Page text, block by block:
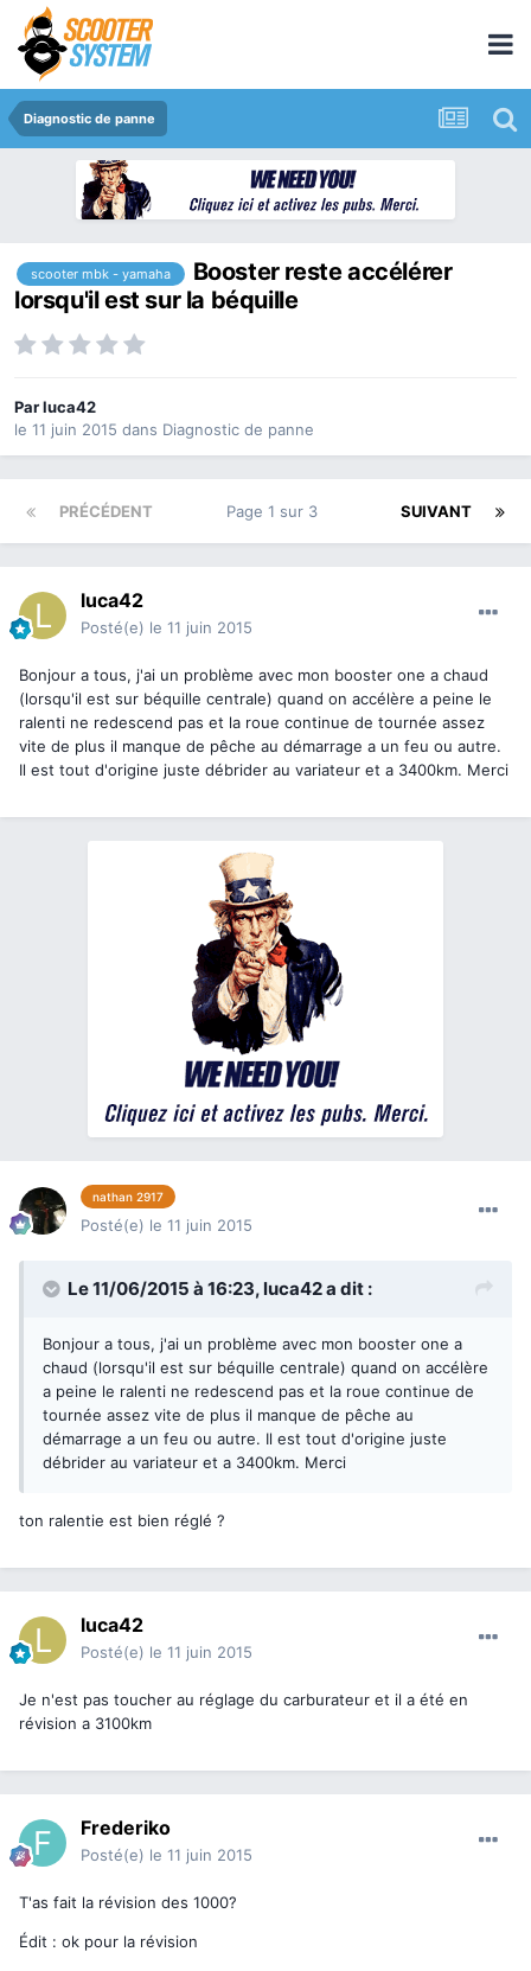
Diagnostic de panne
scooter mbk - yamaha
Booster reste accélérer
lorsqu'il est sur la béquille
Parluca42
le 11 juin 2015 dans Diagnostic de panne
PRÉCÉDENT SUIVANT
Page 1 sur 3
luca42
Posté(e) le 11 juin 2015
Bonjour a tous, j'ai un problème avec mon booster one a chaud
(lorsqu'il est sur béquille centrale) quand on accélère a peine le
ralenti ne redescend pas et la roue continue de tournée assez
vite de plus il manque de pêche au démarrage a un feu ou autre.
Il est tout d'origine juste débrider au variateur et a 3400km. Merci
nathan 2917
Posté(e) le 11 juin 2015
Le 11/06/2015 à 16:23, luca42 a dit :
Bonjour a tous, j'ai un problème avec mon booster one a
chaud (lorsqu'il est sur béquille centrale) quand on accélère
a peine le ralenti ne redescend pas et la roue continue de
tournée assez vite de plus il manque de pêche au
démarrage a un feu ou autre. Il est tout d'origine juste
débrider au variateur et a 3400km. Merci
ton ralentie est bien réglé ?
luca42
Posté(e) le 11 juin 2015
Je n'est pas toucher au réglage du carburateur et il a été en
révision a 3100km
Frederiko
Posté(e) le 11 juin 2015
T'as fait la révision des 1000?
Édit : ok pour la révision